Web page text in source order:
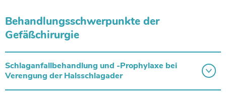
Behandlungsschwerpunkte der
Gefäßchirurgie
Schlaganfallbehandlung und -Prophylaxe bei
Verengung der Halsschlagader